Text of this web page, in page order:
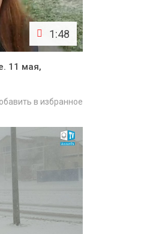
1:48
11 мая,
в избранное